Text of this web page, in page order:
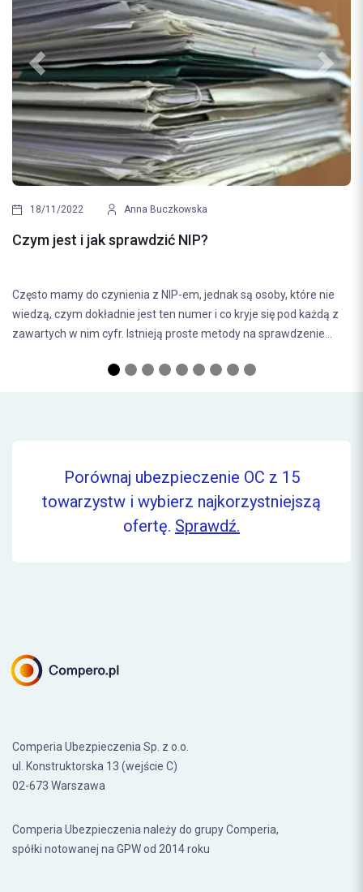
które nie
pod każdą z
25/08/2022 Klaudia Malinowska
Tranzyt – na czym polega procedura
i obniżenia jego kosztów powstał termin tranzytu.
Previous Next
Porównaj ubezpieczenie OC z 15
towarzystw i wybierz najkorzystniejszą
ofertę. Sprawdź.
Comperia Ubezpieczenia Sp. z o.o.
ul. Konstruktorska 13 (wejście C)
02-673 Warszawa
Comperia Ubezpieczenia należy do grupy Comperia,
spółki notowanej na GPW od 2014 roku